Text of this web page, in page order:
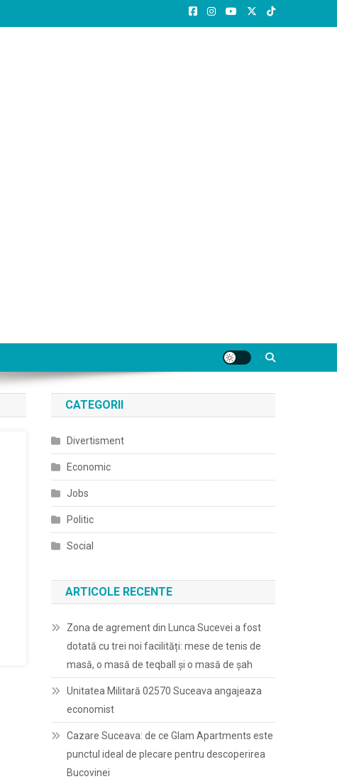
CATEGORII
Divertisment
Economic
Jobs
Politic
Social
ARTICOLE RECENTE
Zona de agrement din Lunca Sucevei a fost
dotată cu trei noi facilități: mese de tenis de
masă, o masă de teqball și o masă de șah
Unitatea Militară 02570 Suceava angajeaza
economist
Cazare Suceava: de ce Glam Apartments este
punctul ideal de plecare pentru descoperirea
Bucovinei